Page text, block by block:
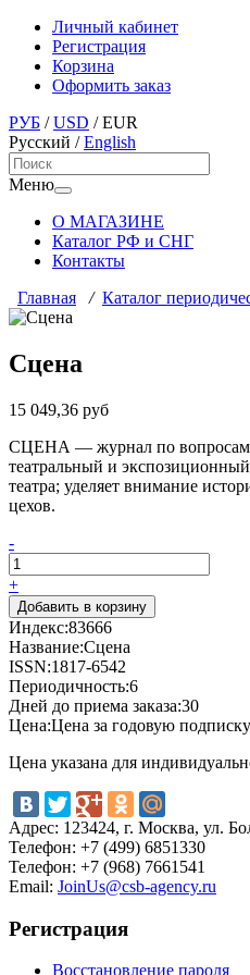
Личный кабинет
Регистрация
Корзина
Оформить заказ
РУБ /USD /EUR
Русский /English
Меню
О МАГАЗИНЕ
Каталог РФ и СНГ
Контакты
Главная
/ Каталог
Сцена
15 049,36 руб
СЦЕНА — журнал по вопросам
театральный и
театра; уделяет внимание
цехов.
-
+
Индекс:83666
Название:Сцена
ISSN:1817-6542
Периодичность:6
Дней до приема заказа:30
Цена:Цена за годовую подписку
Цена указана для
Адрес: 123424, г. Москва, ул.
Телефон: +7 (499) 6851330
Телефон: +7 (968) 7661541
Email: JoinUs@csb-agency.ru
Регистрация
Восстановление пароля